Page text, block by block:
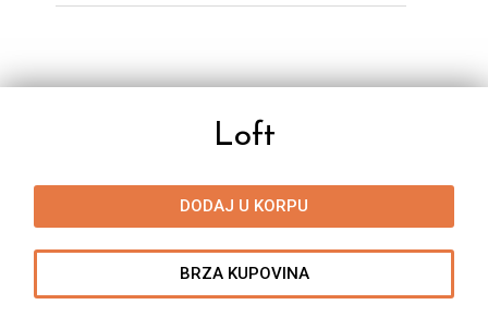
Loft
DODAJ U KORPU
BRZA KUPOVINA